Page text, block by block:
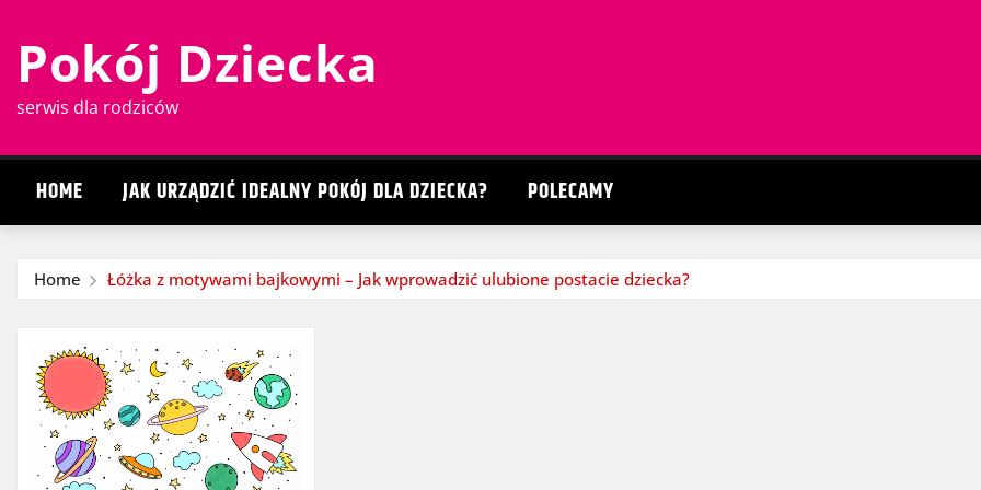
content
Pokój Dziecka
serwis dla rodziców
HOME JAK URZĄDZIĆ IDEALNY POKÓJ DLA DZIECKA? POLECAMY
Home Łóżka z motywami bajkowymi – Jak wprowadzić ulubione postacie dziecka?